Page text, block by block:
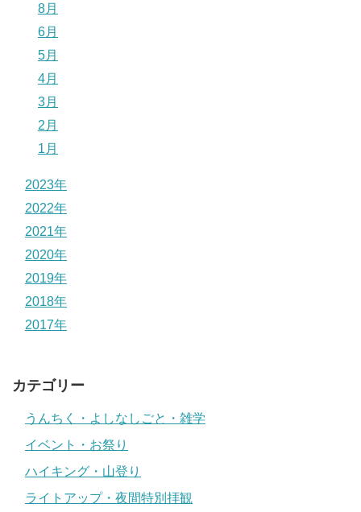
8月
6月
5月
4月
3月
2月
1月
2023年
2022年
2021年
2020年
2019年
2018年
2017年
カテゴリー
うんちく・よしなしごと・雑学
イベント・お祭り
ハイキング・山登り
ライトアップ・夜間特別拝観